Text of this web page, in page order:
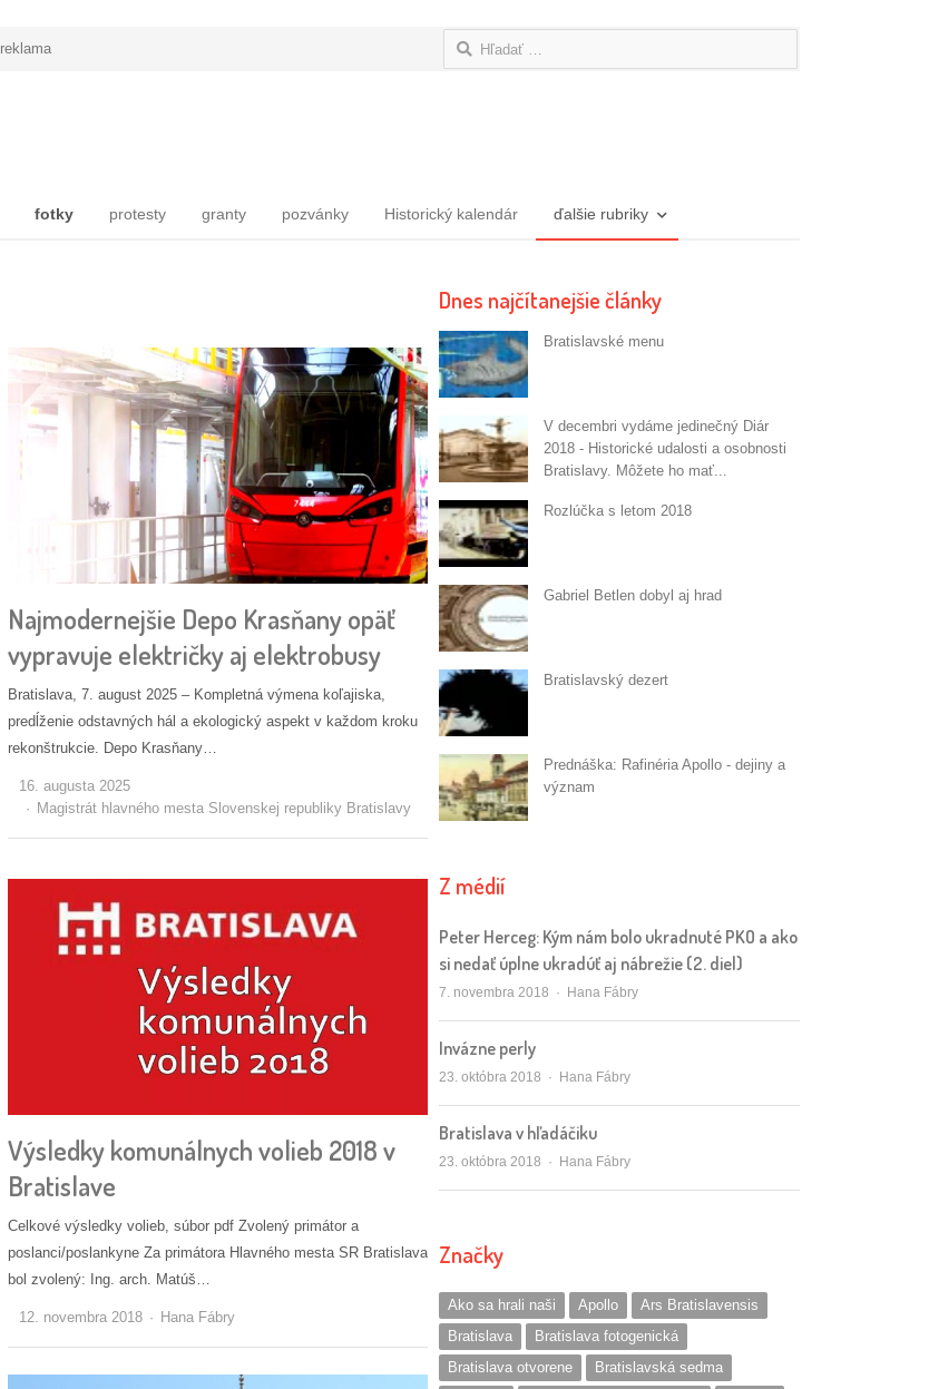
reklama Hľadať:
fotky protesty granty pozvánky Historický kalendár ďalšie rubriky
Najmodernejšie Depo Krasňany opäť
vypravuje električky aj elektrobusy
Bratislava, 7. august 2025 – Kompletná výmena koľajiska,
predĺženie odstavných hál a ekologický aspekt v každom kroku
rekonštrukcie. Depo Krasňany…
16. augusta 2025
Autor/ka
Magistrát hlavného mesta Slovenskej republiky Bratislavy
Výsledky komunálnych volieb 2018 v
Bratislave
Celkové výsledky volieb, súbor pdf Zvolený primátor a
poslanci/poslankyne Za primátora Hlavného mesta SR Bratislava
bol zvolený: Ing. arch. Matúš…
12. novembra 2018 Autor/ka
Hana Fábry
Dnes najčítanejšie články
Bratislavské menu
V decembri vydáme jedinečný Diár
2018 - Historické udalosti a osobnosti
Bratislavy. Môžete ho mať...
Rozlúčka s letom 2018
Gabriel Betlen dobyl aj hrad
Bratislavský dezert
Prednáška: Rafinéria Apollo - dejiny a
význam
Z médií
Peter Herceg: Kým nám bolo ukradnuté PKO a ako
si nedať úplne ukradúť aj nábrežie (2. diel)
7. novembra 2018 Autor/ka
Hana Fábry
Invázne perly
23. októbra 2018 Autor/ka
Hana Fábry
Bratislava v hľadáčiku
23. októbra 2018 Autor/ka
Hana Fábry
Značky
Ako sa hrali naši Apollo
Ars Bratislavensis
Bratislava
Bratislava fotogenická
Bratislava otvorene
Bratislavská sedma